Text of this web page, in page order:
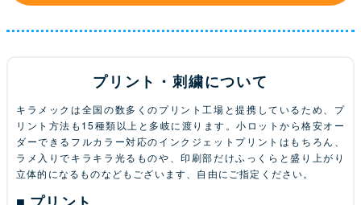
プリント・刺繍について
キラメックは全国の数多くのプリント工場と提携しているため、プ
リント方法も15種類以上と多岐に渡ります。小ロットから格安オー
ダーできるフルカラー対応のインクジェットプリントはもちろん、
ラメ入りでキラキラ光るものや、印刷部だけふっくらと盛り上がり
立体的になるものなどもございます、自由にご指定ください。